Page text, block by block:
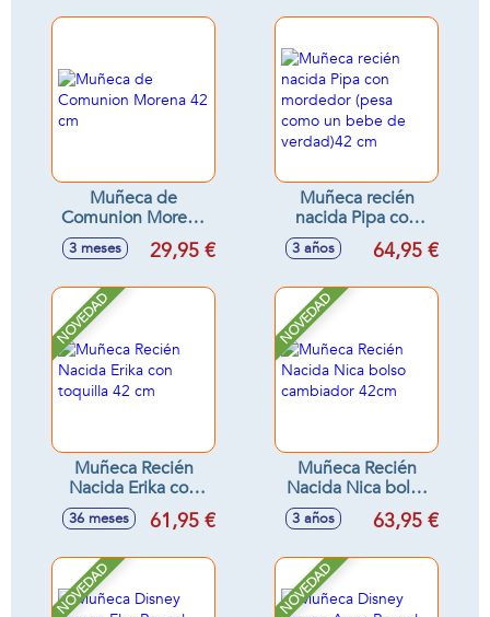
Muñeca de
Comunion Morena
42 cm
3 meses 29,95 €
Muñeca recién
nacida Pipa con
mordedor (pesa
como un bebe de
3 años 64,95 €
NOVEDAD
Muñeca Recién
Nacida Erika con
toquilla 42 cm
36 meses 61,95 €
NOVEDAD
Muñeca Recién
Nacida Nica bolso
cambiador 42cm
3 años 63,95 €
NOVEDAD NOVEDAD